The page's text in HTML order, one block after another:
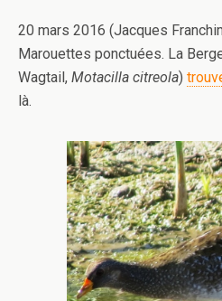
20 mars 2016 (Jacques
Marouettes ponctuées. La
Wagtail, Motacilla citreola)
là.